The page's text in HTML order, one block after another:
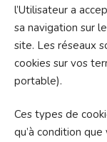
l’Utilisateur a
sa navigation sur
site. Les réseaux
cookies sur vos
portable).
Ces types de
qu’à condition